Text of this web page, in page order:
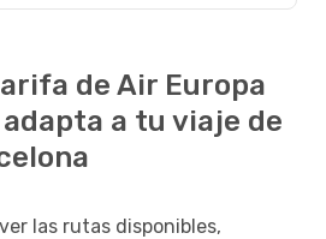
de Air Europa
a tu viaje de
las rutas disponibles,